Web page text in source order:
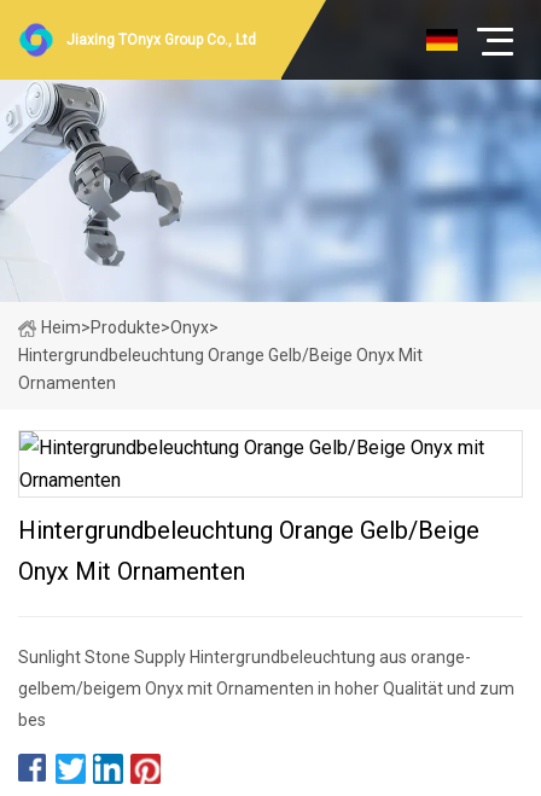
Jiaxing TOnyx Group Co., Ltd
Heim>Produkte>Onyx>
Hintergrundbeleuchtung Orange Gelb/Beige Onyx Mit
Ornamenten
Hintergrundbeleuchtung Orange Gelb/Beige
Onyx Mit Ornamenten
Sunlight Stone Supply Hintergrundbeleuchtung aus orange-
gelbem/beigem Onyx mit Ornamenten in hoher Qualität und zum
bes